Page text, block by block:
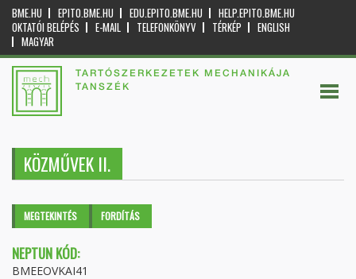
BME.HU EPITO.BME.HU EDU.EPITO.BME.HU
HELP.EPITO.BME.HU
OKTATÓI BELÉPÉS
E-MAIL TELEFONKÖNYV TÉRKÉP
ENGLISH
MAGYAR
TARTÓSZERKEZETEK MECHANIKÁJA
TANSZÉK
KÖZMŰVEK II.
Elsődleges fülek
MEGTEKINTÉS (AKTÍVFORDÍTÁS
NEPTUN KÓD:
BMEEOVKAI41